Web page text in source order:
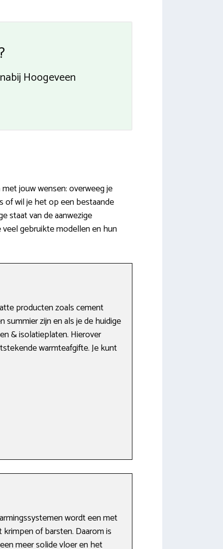
Hoogeveen
jouw wensen: overweeg je
of wil je het op een bestaande
staat van de aanwezige
veel gebruikte modellen en hun
producten zoals cement
zijn en als je de huidige
& isolatieplaten. Hierover
warmteafgifte. Je kunt
wordt een met
of barsten. Daarom is
meer solide vloer en het